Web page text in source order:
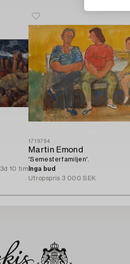
3d 10 tim
1719794
Martin Emond
'Semesterfamiljen'.
Inga bud
Utropspris 3 000 SEK